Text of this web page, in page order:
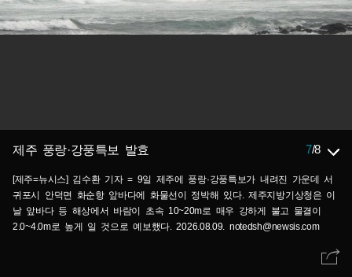
제주 풍랑·강풍특보 발효 7/8
[제주=뉴시스] 김수환 기자 = 9일 제주에 풍랑·강풍특보가 내려진 가운데 서
귀포시 안덕면 화순항 앞바다에 화물선이 정박해 있다. 제주지방기상청은 이
날 앞바다 등 해상에서 바람이 초속 10~20m로 매우 강하게 불고 물결이
2.0~4.0m로 높게 일 것으로 예보했다. 2026.08.09. notedsh@newsis.com